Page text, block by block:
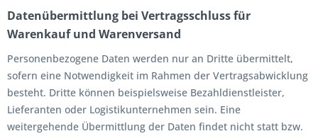
Datenübermittlung bei Vertragsschluss für
Warenkauf und Warenversand
Personenbezogene Daten werden nur an Dritte übermittelt,
sofern eine Notwendigkeit im Rahmen der Vertragsabwicklung
besteht. Dritte können beispielsweise Bezahldienstleister,
Lieferanten oder Logistikunternehmen sein. Eine
weitergehende Übermittlung der Daten findet nicht statt bzw.